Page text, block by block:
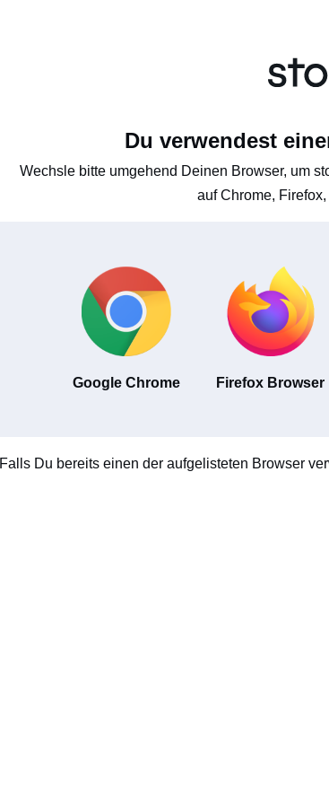
Du verwendest
Wechsle bitte umgehend Deinen Browser, um
auf Chrome,
Google Chrome Firefox Browser
Falls Du bereits einen der aufgelisteten Browser